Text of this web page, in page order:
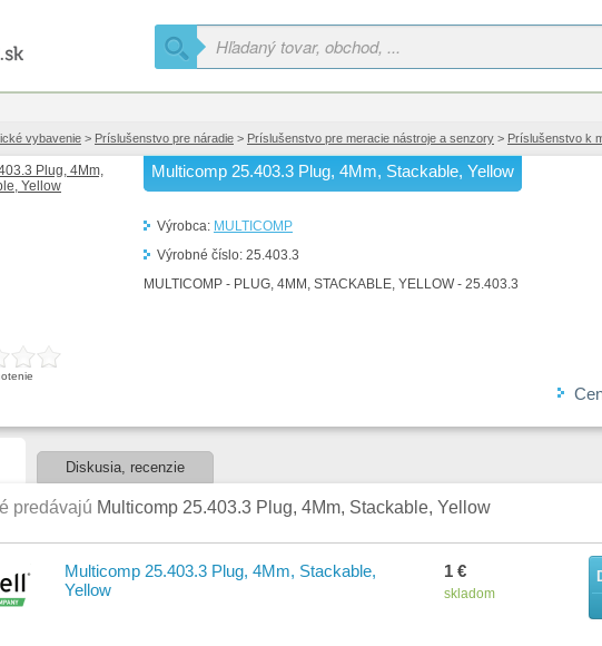
vybavenie > Príslušenstvo pre náradie > Príslušenstvo pre meracie nástroje a senzory > Príslušenstvo k
Multicomp 25.403.3 Plug, 4Mm, Stackable, Yellow
Výrobca: MULTICOMP
Výrobné číslo: 25.403.3
MULTICOMP - PLUG, 4MM, STACKABLE, YELLOW - 25.403.3
Diskusia, recenzie
predávajú Multicomp 25.403.3 Plug, 4Mm, Stackable, Yellow
Multicomp 25.403.3 Plug, 4Mm, Stackable,
Yellow
1 €
skladom